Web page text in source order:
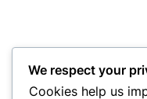
We respect your
Cookies help us